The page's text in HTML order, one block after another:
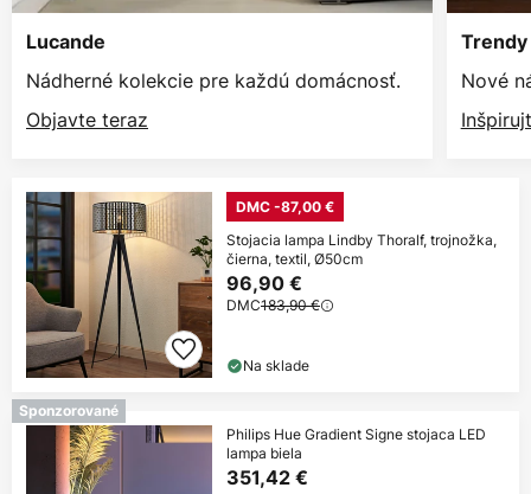
Lucande
Nádherné kolekcie pre každú domácnosť.
Objavte teraz
Nové
DMC -87,00 €
Stojacia lampa Lindby Thoralf, trojnožka,
čierna, textil, Ø50cm
96,90 €
DMC183,90 €
Na sklade
Sponzorované
Philips Hue Gradient Signe stojaca LED
lampa biela
351,42 €